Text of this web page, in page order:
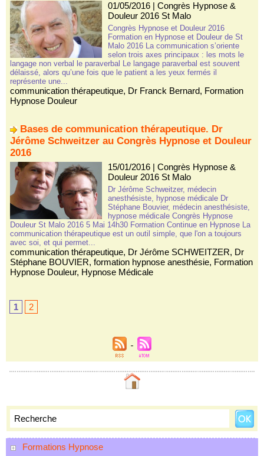
Formations Hypnose
01/05/2016| Congrès Hypnose &
Douleur 2016 St Malo
Congrès Hypnose et Douleur 2016
Formation en Hypnose et Douleur de St
Malo 2016 La communication s’oriente
selon trois axes principaux : les mots le
langage non verbal le paraverbal Le langage paraverbal est souvent
délaissé, alors qu’une fois que le patient a les yeux fermés il
représente une...
communication thérapeutique, Dr Franck Bernard, Formation
Hypnose Douleur
Bases de communication thérapeutique. Dr
Jérôme Schweitzer au Congrès Hypnose et Douleur
2016
15/01/2016| Congrès Hypnose &
Douleur 2016 St Malo
Dr Jérôme Schweitzer, médecin
anesthésiste, hypnose médicale Dr
Stéphane Bouvier, médecin anesthésiste,
hypnose médicale Congrès Hypnose
Douleur St Malo 2016 5 Mai 14h30 Formation Continue en Hypnose La
communication thérapeutique est un outil simple, que l'on a toujours
avec soi, et qui permet...
communication thérapeutique, Dr Jérôme SCHWEITZER, Dr
Stéphane BOUVIER, formation hypnose anesthésie, Formation
Hypnose Douleur, Hypnose Médicale
1 2